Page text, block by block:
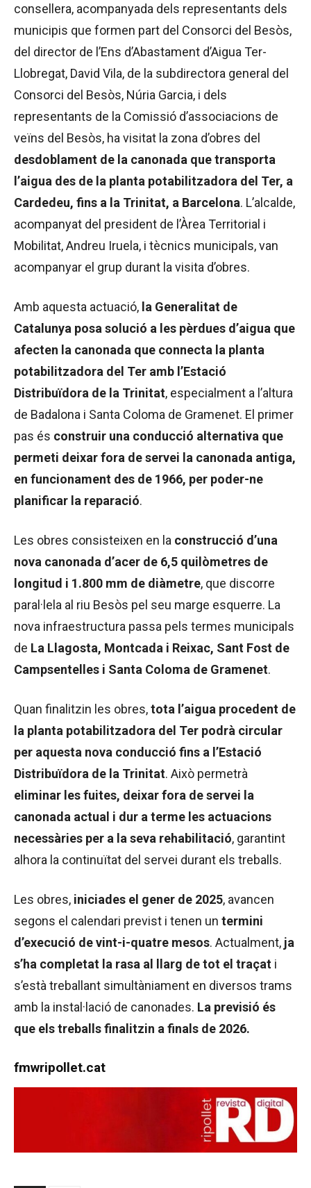
consellera, acompanyada dels representants dels
municipis que formen part del Consorci del Besòs,
del director de l’Ens d’Abastament d’Aigua Ter-
Llobregat, David Vila, de la subdirectora general del
Consorci del Besòs, Núria Garcia, i dels
representants de la Comissió d’associacions de
veïns del Besòs, ha visitat la zona d’obres del
desdoblament de la canonada que transporta
l’aigua des de la planta potabilitzadora del Ter, a
Cardedeu, fins a la Trinitat, a Barcelona. L’alcalde,
acompanyat del president de l’Àrea Territorial i
Mobilitat, Andreu Iruela, i tècnics municipals, van
acompanyar el grup durant la visita d’obres.
Amb aquesta actuació, la Generalitat de
Catalunya posa solució a les pèrdues d’aigua que
afecten la canonada que connecta la planta
potabilitzadora del Ter amb l’Estació
Distribuïdora de la Trinitat, especialment a l’altura
de Badalona i Santa Coloma de Gramenet. El primer
pas és construir una conducció alternativa que
permeti deixar fora de servei la canonada antiga,
en funcionament des de 1966, per poder-ne
planificar la reparació.
Les obres consisteixen en la construcció d’una
nova canonada d’acer de 6,5 quilòmetres de
longitud i 1.800 mm de diàmetre, que discorre
paral·lela al riu Besòs pel seu marge esquerre. La
nova infraestructura passa pels termes municipals
de La Llagosta, Montcada i Reixac, Sant Fost de
Campsentelles i Santa Coloma de Gramenet.
Quan finalitzin les obres,tota l’aigua procedent de
la planta potabilitzadora del Ter podrà circular
per aquesta nova conducció fins a l’Estació
Distribuïdora de la Trinitat. Això permetrà
eliminar les fuites, deixar fora de servei la
canonada actual i dur a terme les actuacions
necessàries per a la seva rehabilitació, garantint
alhora la continuïtat del servei durant els treballs.
Les obres, iniciades el gener de 2025, avancen
segons el calendari previst i tenen un termini
d’execució de vint-i-quatre mesos. Actualment, ja
s’ha completat la rasa al llarg de tot el traçat i
s’està treballant simultàniament en diversos trams
amb la instal·lació de canonades. La previsió és
que els treballs finalitzin a finals de 2026.
fmwripollet.cat